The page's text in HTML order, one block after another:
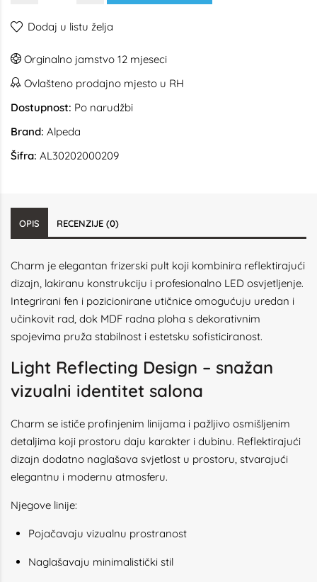
Dodaj u listu želja
Orginalno jamstvo 12 mjeseci
Ovlašteno prodajno mjesto u RH
Dostupnost: Po narudžbi
Brand: Alpeda
Šifra: AL30202000209
OPIS RECENZIJE (0)
Charm je elegantan frizerski pult koji kombinira reflektirajući
dizajn, lakiranu konstrukciju i profesionalno LED osvjetljenje.
Integrirani fen i pozicionirane utičnice omogućuju uredan i
učinkovit rad, dok MDF radna ploha s dekorativnim
spojevima pruža stabilnost i estetsku sofisticiranost.
Light Reflecting Design – snažan
vizualni identitet salona
Charm se ističe profinjenim linijama i pažljivo osmišljenim
detaljima koji prostoru daju karakter i dubinu. Reflektirajući
dizajn dodatno naglašava svjetlost u prostoru, stvarajući
elegantnu i modernu atmosferu.
Njegove linije:
Pojačavaju vizualnu prostranost
Naglašavaju minimalistički stil